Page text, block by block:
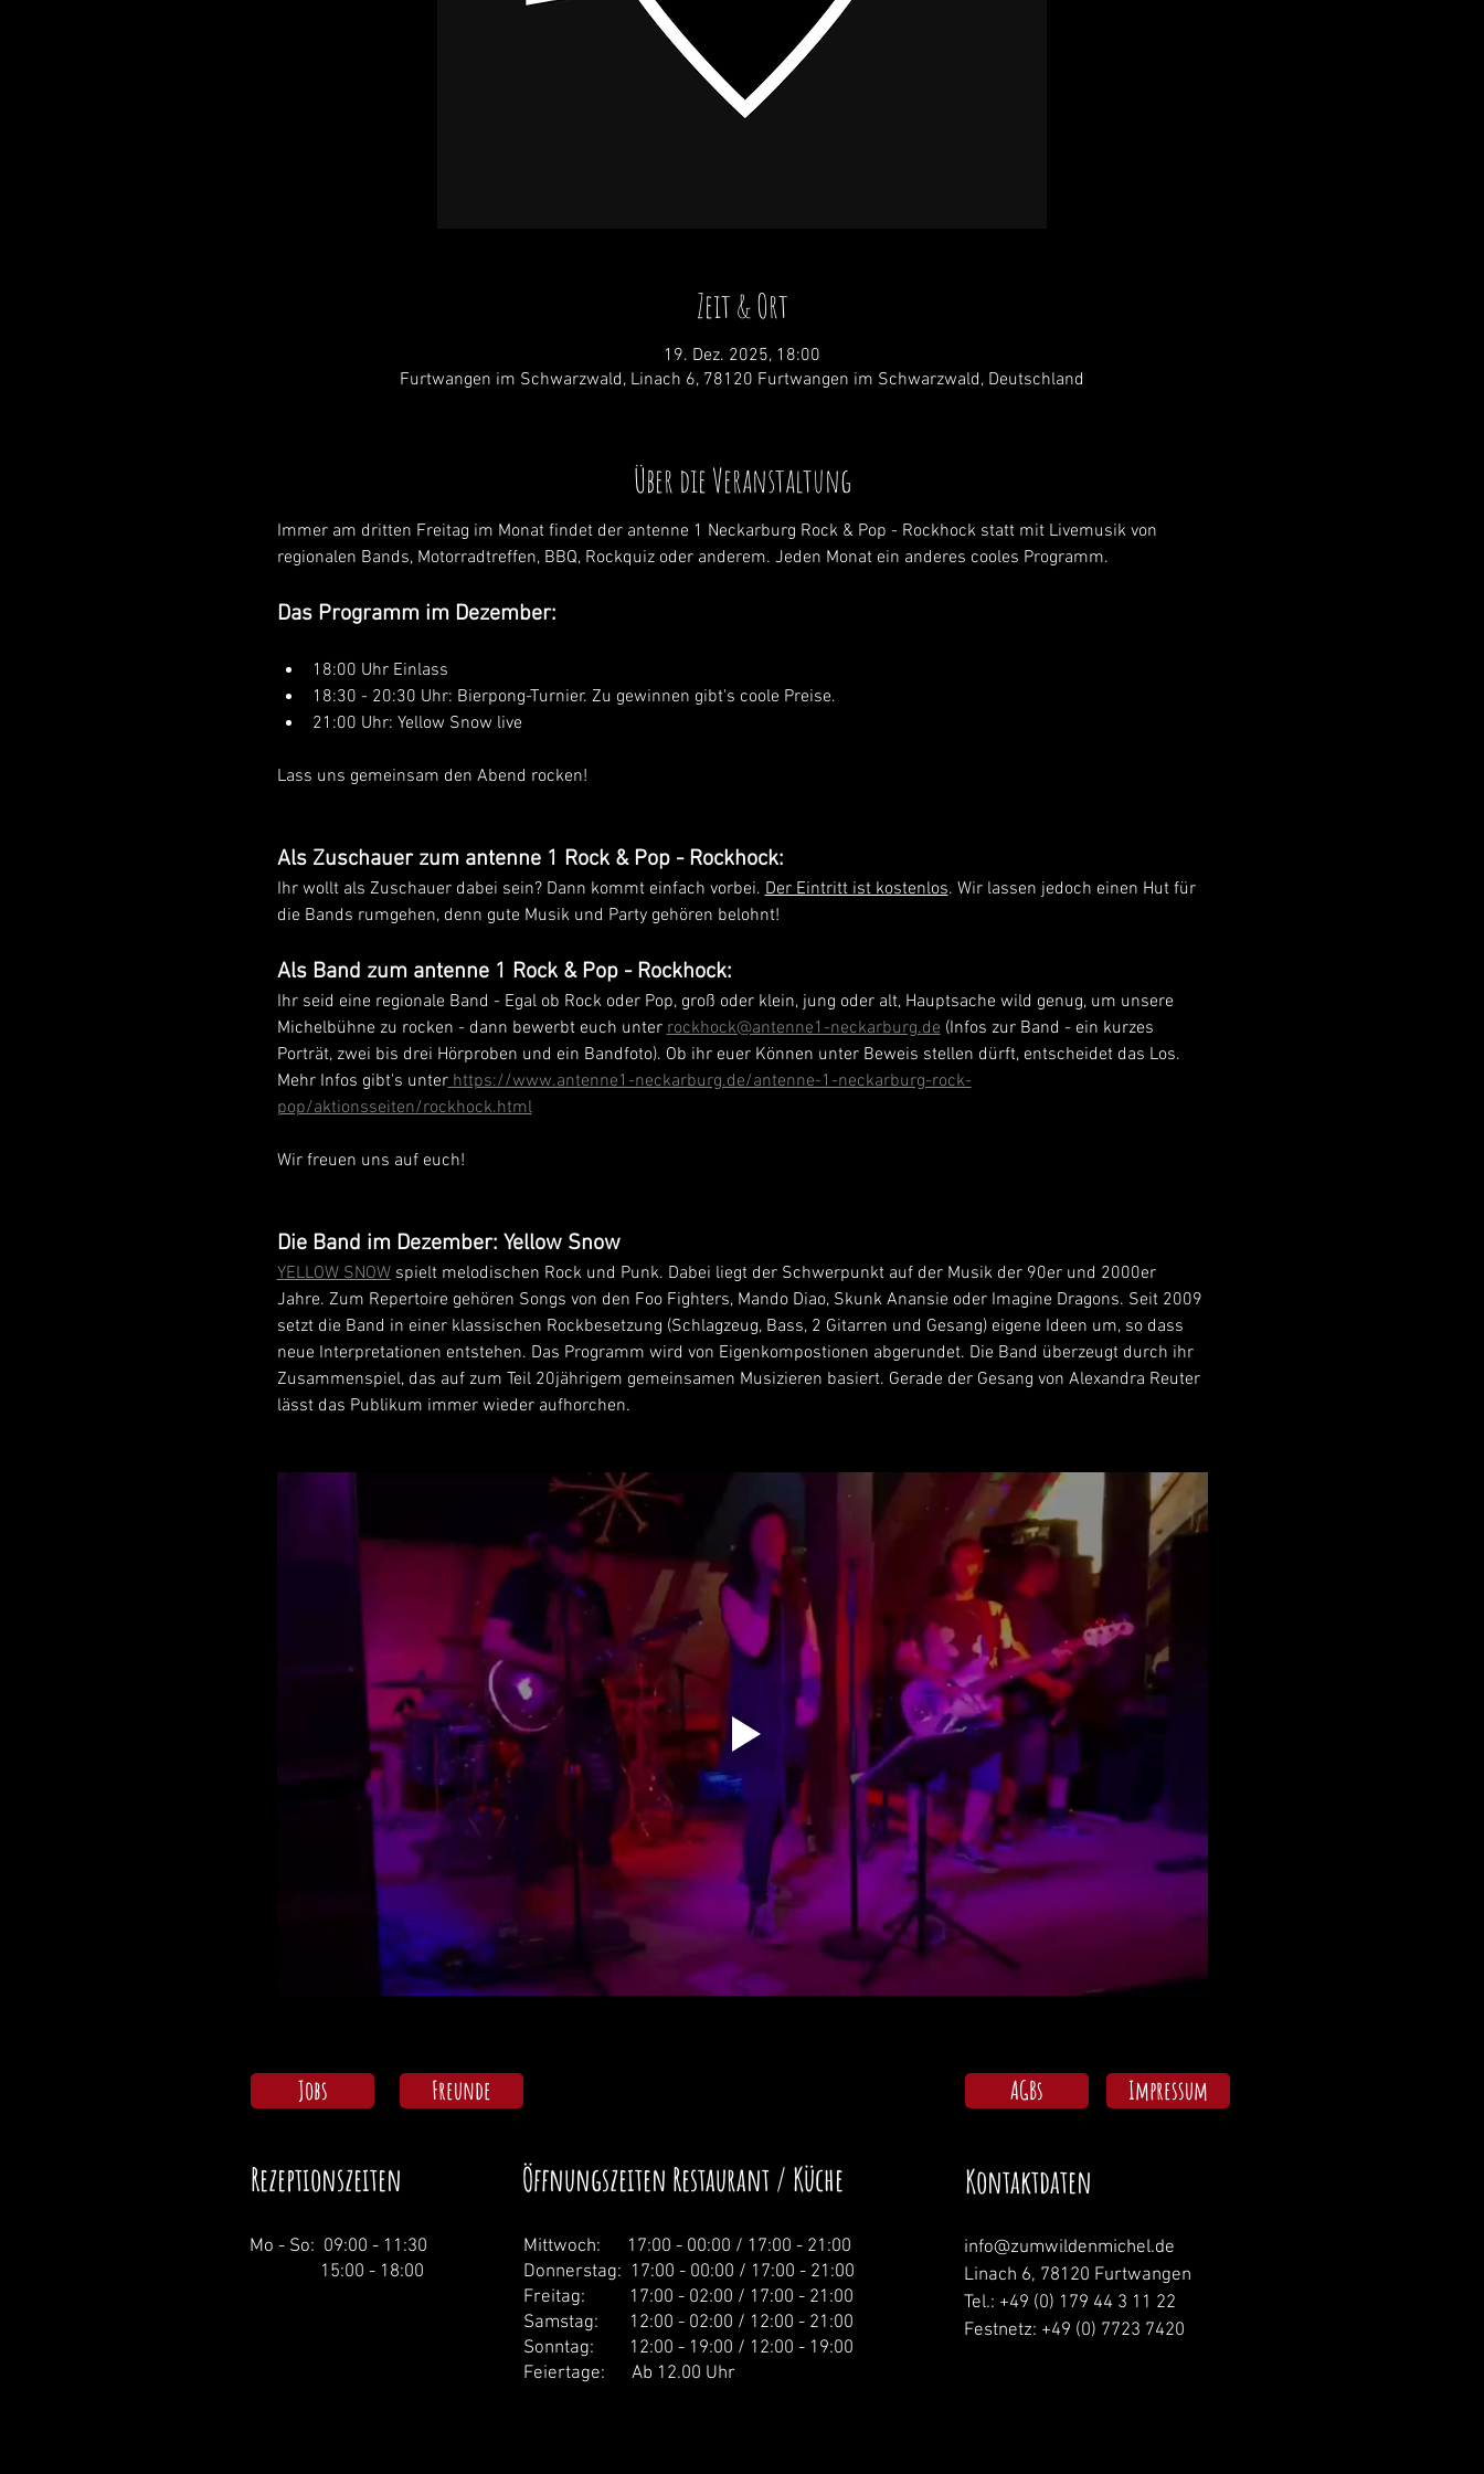
Zeit & Ort
19. Dez. 2025, 18:00
Furtwangen im Schwarzwald, Linach 6, 78120 Furtwangen im Schwarzwald, Deutschland
Über die Veranstaltung
Immer am dritten Freitag im Monat findet der antenne 1 Neckarburg Rock & Pop - Rockhock statt mit Livemusik von
regionalen Bands, Motorradtreffen, BBQ, Rockquiz oder anderem. Jeden Monat ein anderes cooles Programm.
Das Programm im Dezember:
18:00 Uhr Einlass
18:30 - 20:30 Uhr: Bierpong-Turnier. Zu gewinnen gibt's coole Preise.
21:00 Uhr: Yellow Snow live
Lass uns gemeinsam den Abend rocken!
Als Zuschauer zum antenne 1 Rock & Pop - Rockhock:
Ihr wollt als Zuschauer dabei sein? Dann kommt einfach vorbei. Der Eintritt ist kostenlos. Wir lassen jedoch einen Hut für
die Bands rumgehen, denn gute Musik und Party gehören belohnt!
Als Band zum antenne 1 Rock & Pop - Rockhock:
Ihr seid eine regionale Band - Egal ob Rock oder Pop, groß oder klein, jung oder alt, Hauptsache wild genug, um unsere
Michelbühne zu rocken - dann bewerbt euch unter rockhock@antenne1-neckarburg.de (Infos zur Band - ein kurzes
Porträt, zwei bis drei Hörproben und ein Bandfoto). Ob ihr euer Können unter Beweis stellen dürft, entscheidet das Los.
Mehr Infos gibt's unter https://www.antenne1-neckarburg.de/antenne-1-neckarburg-rock-
pop/aktionsseiten/rockhock.html
Wir freuen uns auf euch!
Die Band im Dezember: Yellow Snow
YELLOW SNOW spielt melodischen Rock und Punk. Dabei liegt der Schwerpunkt auf der Musik der 90er und 2000er
Jahre. Zum Repertoire gehören Songs von den Foo Fighters, Mando Diao, Skunk Anansie oder Imagine Dragons. Seit 2009
setzt die Band in einer klassischen Rockbesetzung (Schlagzeug, Bass, 2 Gitarren und Gesang) eigene Ideen um, so dass
neue Interpretationen entstehen. Das Programm wird von Eigenkompostionen abgerundet. Die Band überzeugt durch ihr
Zusammenspiel, das auf zum Teil 20jährigem gemeinsamen Musizieren basiert. Gerade der Gesang von Alexandra Reuter
lässt das Publikum immer wieder aufhorchen.
Jobs Freunde
Rezeptionszeiten Öffnungszeiten Restaurant / Küche
Mo - So: 09:00 - 11:30
15:00 - 18:00
Mittwoch: 1 7:00 - 00:00 / 17:00 - 21:00
Donnerstag: 17:00 - 00:00 / 17:00 - 21:00
Freitag: 17:00 - 02:00 / 17:00 - 21:00
Samstag: 12:00 - 02:00 / 12:00 - 21:00
Sonntag: 12:00 - 19:00 / 12:00 - 19:00
Feiertage: Ab 12.00 Uhr
AGBs Impressum
Kontaktdaten
info@zumwildenmichel.de
Linach 6, 78120 Furtwangen
Tel.: +49 (0) 179 44 3 11 22
Festnetz: +49 (0) 7723 7420